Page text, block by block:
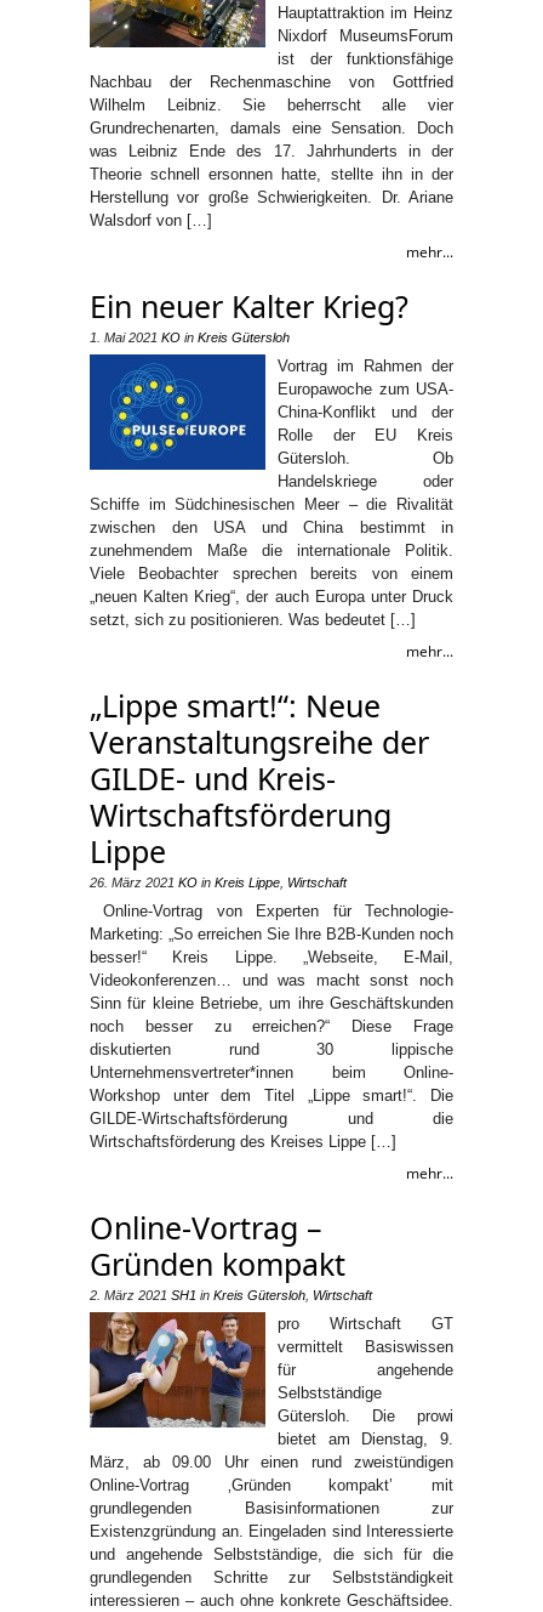
Hauptattraktion im Heinz
Nixdorf MuseumsForum
ist der funktionsfähige
Nachbau der Rechenmaschine von Gottfried
Wilhelm Leibniz. Sie beherrscht alle vier
Grundrechenarten, damals eine Sensation. Doch
was Leibniz Ende des 17. Jahrhunderts in der
Theorie schnell ersonnen hatte, stellte ihn in der
Herstellung vor große Schwierigkeiten. Dr. Ariane
Walsdorf von […]
mehr...
Ein neuer Kalter Krieg?
1. Mai 2021 KO in Kreis Gütersloh
Vortrag im Rahmen der
Europawoche zum USA-
China-Konflikt und der
Rolle der EU Kreis
Gütersloh. Ob
Handelskriege oder
Schiffe im Südchinesischen Meer – die Rivalität
zwischen den USA und China bestimmt in
zunehmendem Maße die internationale Politik.
Viele Beobachter sprechen bereits von einem
„neuen Kalten Krieg“, der auch Europa unter Druck
setzt, sich zu positionieren. Was bedeutet […]
mehr...
„Lippe smart!“: Neue
Veranstaltungsreihe der
GILDE- und Kreis-
Wirtschaftsförderung
Lippe
26. März 2021 KO in Kreis Lippe Wirtschaft
Online-Vortrag von Experten für Technologie-
Marketing: „So erreichen Sie Ihre B2B-Kunden noch
besser!“ Kreis Lippe. „Webseite, E-Mail,
Videokonferenzen… und was macht sonst noch
Sinn für kleine Betriebe, um ihre Geschäftskunden
noch besser zu erreichen?“ Diese Frage
diskutierten rund 30 lippische
Unternehmensvertreter*innen beim Online-
Workshop unter dem Titel „Lippe smart!“. Die
GILDE-Wirtschaftsförderung und die
Wirtschaftsförderung des Kreises Lippe […]
mehr...
Online-Vortrag –
Gründen kompakt
2. März 2021 SH1 in Kreis Gütersloh Wirtschaft
pro Wirtschaft GT
vermittelt Basiswissen
für angehende
Selbstständige
Gütersloh. Die prowi
bietet am Dienstag, 9.
März, ab 09.00 Uhr einen rund zweistündigen
Online-Vortrag ‚Gründen kompakt’ mit
grundlegenden Basisinformationen zur
Existenzgründung an. Eingeladen sind Interessierte
und angehende Selbstständige, die sich für die
grundlegenden Schritte zur Selbstständigkeit
interessieren – auch ohne konkrete Geschäftsidee.